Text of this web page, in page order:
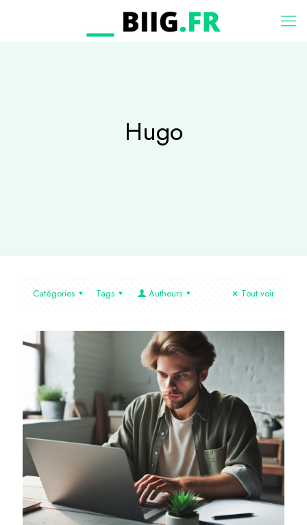
Hugo
Catégories Tags Autheurs Tout voir